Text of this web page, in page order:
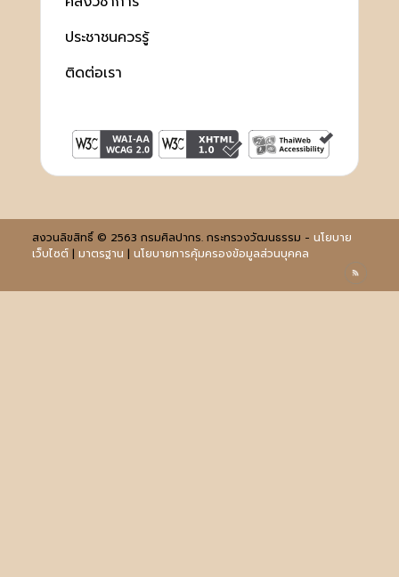
ประชาชนควรรู้
ติดต่อเรา
สงวนลิขสิทธิ์ © 2563 กรมศิลปากร. กระทรวงวัฒนธรรม - นโยบาย
เว็บไซต์| มาตรฐาน | นโยบายการคุ้มครองข้อมูลส่วนบุคคล